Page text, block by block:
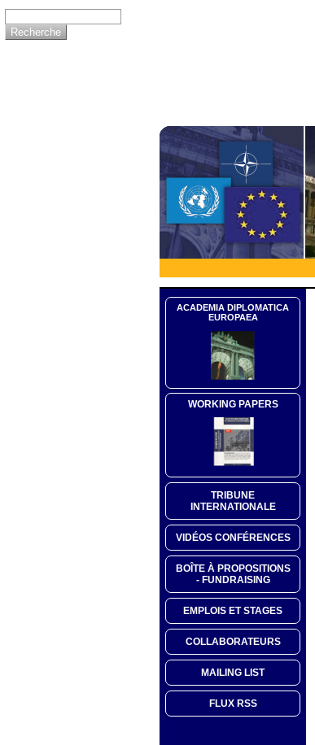
ACADEMIA DIPLOMATICA
EUROPAEA
WORKING PAPERS
TRIBUNE
INTERNATIONALE
VIDÉOS CONFÉRENCES
BOÎTE À PROPOSITIONS
- FUNDRAISING
EMPLOIS ET STAGES
COLLABORATEURS
MAILING LIST
FLUX RSS